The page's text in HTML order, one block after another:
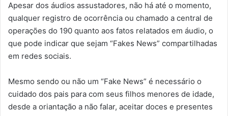
Apesar dos áudios assustadores, não há até o momento,
qualquer registro de ocorrência ou chamado a central de
operações do 190 quanto aos fatos relatados em áudio, o
que pode indicar que sejam “Fakes News” compartilhadas
em redes sociais.
Mesmo sendo ou não um “Fake News” é necessário o
cuidado dos pais para com seus filhos menores de idade,
desde a oriantação a não falar, aceitar doces e presentes